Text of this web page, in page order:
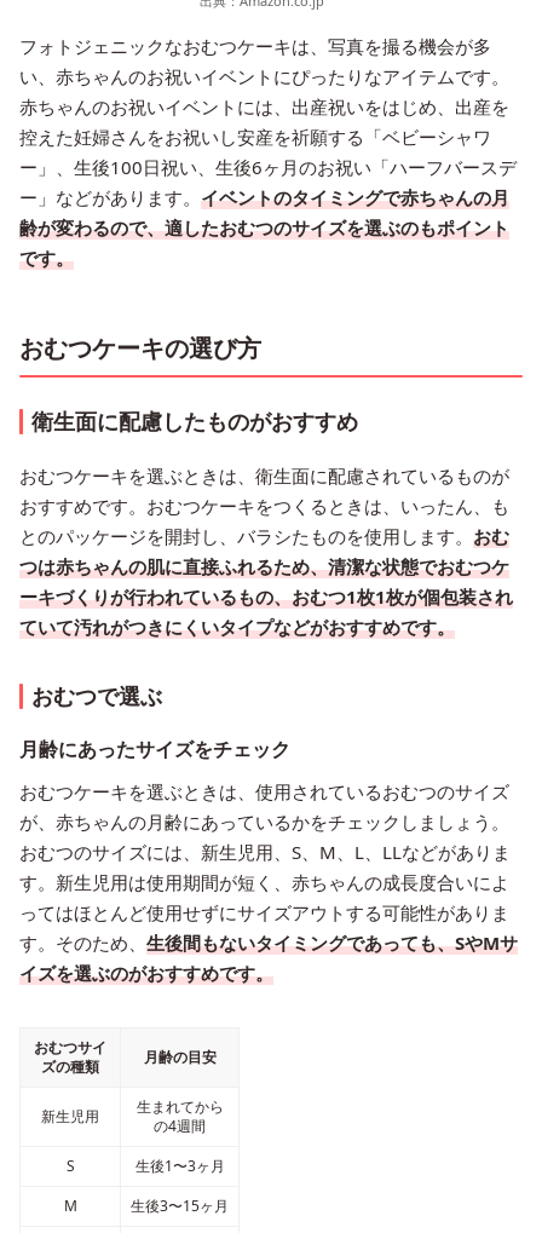
フォトジェニックなおむつケーキは、写真を撮る機会が多
い、赤ちゃんのお祝いイベントにぴったりなアイテムです。
赤ちゃんのお祝いイベントには、出産祝いをはじめ、出産を
控えた妊婦さんをお祝いし安産を祈願する「ベビーシャワ
ー」、生後100日祝い、生後6ヶ月のお祝い「ハーフバースデ
ー」などがあります。 イベントのタイミングで赤ちゃんの月
齢が変わるので、適したおむつのサイズを選ぶのもポイント
です。
おむつケーキの選び方
衛生面に配慮したものがおすすめ
おむつケーキを選ぶときは、衛生面に配慮されているものが
おすすめです。おむつケーキをつくるときは、いったん、も
とのパッケージを開封し、バラシたものを使用します。 おむ
つは赤ちゃんの肌に直接ふれるため、清潔な状態でおむつケ
ーキづくりが行われているもの、おむつ1枚1枚が個包装され
ていて汚れがつきにくいタイプなどがおすすめです。
おむつで選ぶ
月齢にあったサイズをチェック
おむつケーキを選ぶときは、使用されているおむつのサイズ
が、赤ちゃんの月齢にあっているかをチェックしましょう。
おむつのサイズには、新生児用、S、M、L、LLなどがありま
す。新生児用は使用期間が短く、赤ちゃんの成長度合いによ
ってはほとんど使用せずにサイズアウトする可能性がありま
す。そのため、 生後間もないタイミングであっても、SやMサ
イズを選ぶのがおすすめです。
おむつサイ
ズの種類
月齢の目安
新生児用
生まれてから
の4週間
S
生後1〜3ヶ月
M
生後3〜15ヶ月